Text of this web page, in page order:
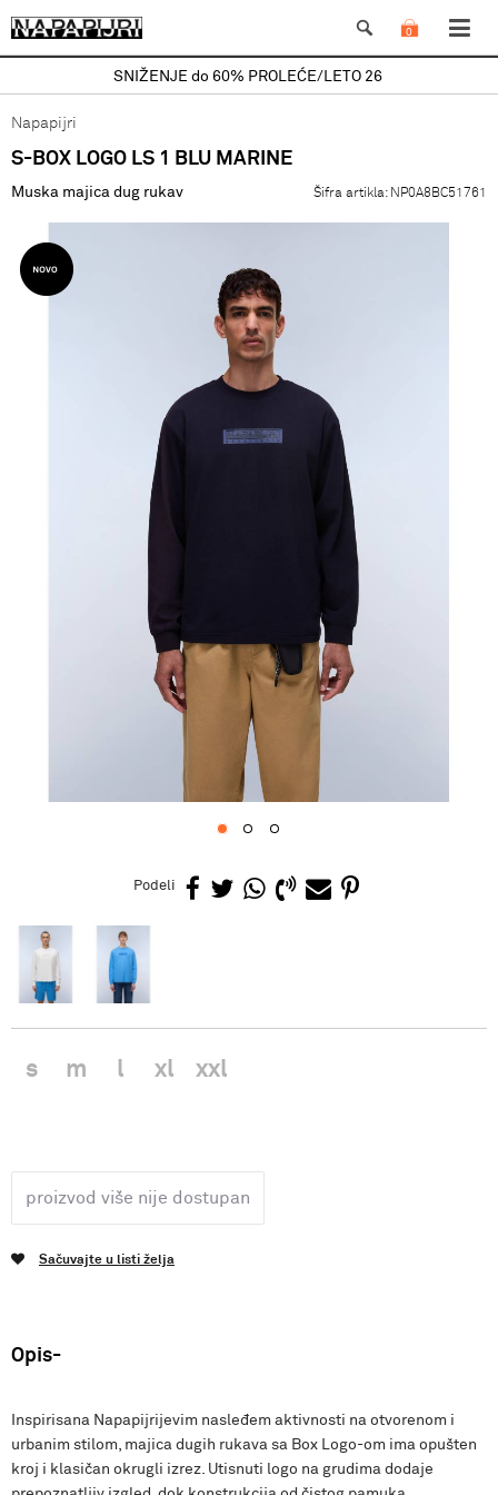
0
SNIŽENJE do 60% PROLEĆE/LETO 26
Napapijri
S-BOX LOGO LS 1 BLU MARINE
Muska majica dug rukav Šifra artikla: NP0A8BC51761
Podeli
s m l xl xxl
proizvod više nije dostupan
Sačuvajte u listi želja
Opis
Inspirisana Napapijrijevim nasleđem aktivnosti na otvorenom i
urbanim stilom, majica dugih rukava sa Box Logo-om ima opušten
kroj i klasičan okrugli izrez. Utisnuti logo na grudima dodaje